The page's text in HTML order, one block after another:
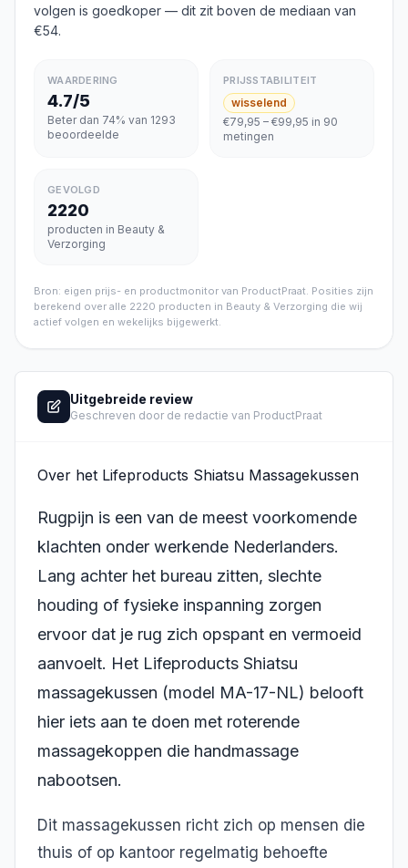
volgen is goedkoper — dit zit boven de mediaan van
€54.
WAARDERING
4.7/5
Beter dan 74% van 1293
beoordeelde
PRIJSSTABILITEIT
wisselend
€79,95 – €99,95 in 90
metingen
GEVOLGD
2220
producten in Beauty &
Verzorging
Bron: eigen prijs- en productmonitor van ProductPraat. Posities zijn
berekend over alle 2220 producten in Beauty & Verzorging die wij
actief volgen en wekelijks bijgewerkt.
Uitgebreide review
Geschreven door de redactie van ProductPraat
Over het Lifeproducts Shiatsu Massagekussen
Rugpijn is een van de meest voorkomende
klachten onder werkende Nederlanders.
Lang achter het bureau zitten, slechte
houding of fysieke inspanning zorgen
ervoor dat je rug zich opspant en vermoeid
aanvoelt. Het Lifeproducts Shiatsu
massagekussen (model MA-17-NL) belooft
hier iets aan te doen met roterende
massagekoppen die handmassage
nabootsen.
Dit massagekussen richt zich op mensen die
thuis of op kantoor regelmatig behoefte